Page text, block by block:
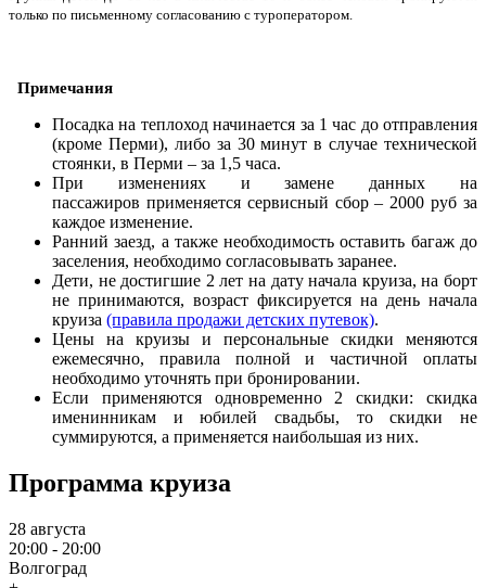
только по письменному согласованию с туроператором.
Примечания
Посадка на теплоход начинается за 1 час до отправления
(кроме Перми), либо за 30 минут в случае технической
стоянки, в Перми – за 1,5 часа.
При изменениях и замене данных на
пассажиров применяется сервисный сбор – 2000 руб за
каждое изменение.
Ранний заезд, а также необходимость оставить багаж до
заселения, необходимо согласовывать заранее.
Дети, не достигшие 2 лет на дату начала круиза, на борт
не принимаются, возраст фиксируется на день начала
круиза (правила продажи детских путевок).
Цены на круизы и персональные скидки меняются
ежемесячно, правила полной и частичной оплаты
необходимо уточнять при бронировании.
Если применяются одновременно 2 скидки: скидка
именинникам и юбилей свадьбы, то скидки не
суммируются, а применяется наибольшая из них.
Программа круиза
28 августа
20:00 - 20:00
Волгоград